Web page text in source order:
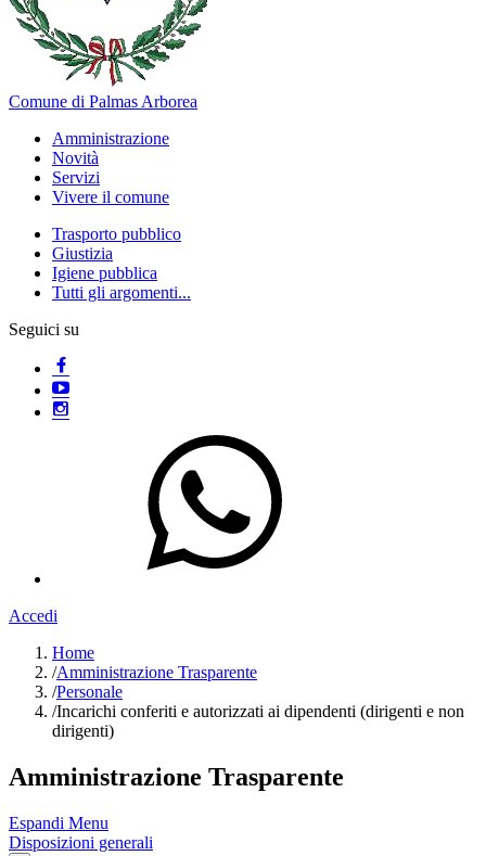
Comune di Palmas Arborea
Amministrazione
Novità
Servizi
Vivere il comune
Trasporto pubblico
Giustizia
Igiene pubblica
Tutti gli argomenti...
Seguici su
Accedi
Home
/Amministrazione Trasparente
/Personale
/Incarichi conferiti e autorizzati ai dipendenti (dirigenti e non
dirigenti)
Amministrazione Trasparente
Espandi Menu
Disposizioni generali